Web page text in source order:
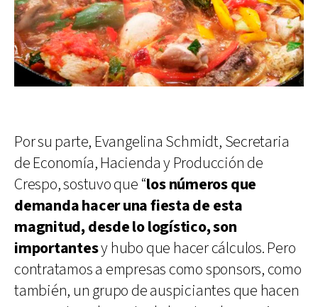
Por su parte, Evangelina Schmidt, Secretaria
de Economía, Hacienda y Producción de
Crespo, sostuvo que “los números que
demanda hacer una fiesta de esta
magnitud, desde lo logístico, son
importantesy hubo que hacer cálculos. Pero
contratamos a empresas como sponsors, como
también, un grupo de auspiciantes que hacen